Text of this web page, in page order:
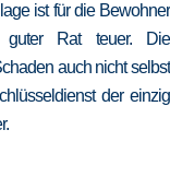
ist für die Bewohner
guter Rat teuer. Die
auch nicht selbst
der einzig